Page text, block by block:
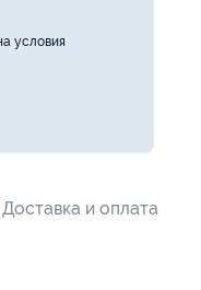
условия
Доставка и оплата